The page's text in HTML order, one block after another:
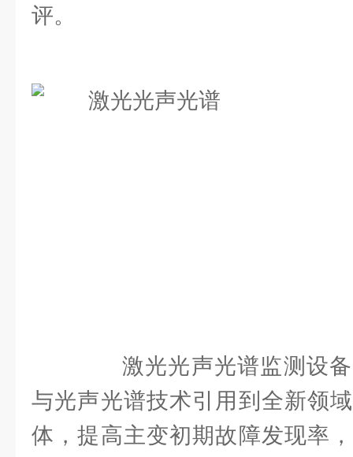
评。
激光光声光谱监测设备
与光声光谱技术引用到全新领
体，提高主变初期故障发现率